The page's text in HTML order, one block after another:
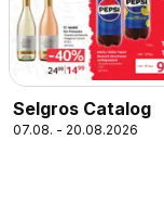
Selgros Catalog
07.08. - 20.08.2026